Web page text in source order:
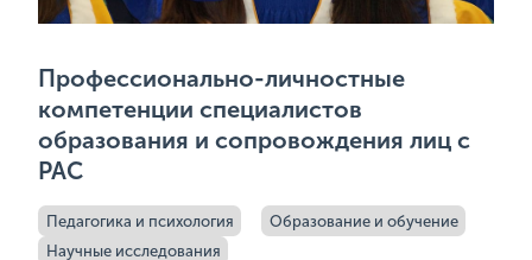
Профессионально-личностные
компетенции специалистов
образования и сопровождения лиц с
РАС
Педагогика и психология
Образование и обучение
Научные исследования